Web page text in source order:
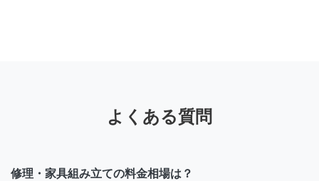
よくある質問
修理・家具組み立ての料金相場は？